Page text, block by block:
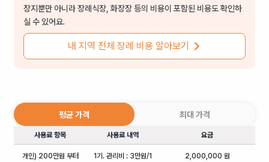
장지뿐만 아니라 장례식장, 화장장 등의 비용이 포함된 비용도 확인하
실 수 있어요.
내 지역 전체 장례 비용 알아보기
평균 가격 최대 가격
사용료 항목 사용료 내역 요금
개인) 200만원 부터
1기. 관리비 : 3만원/1
2,000,000 원